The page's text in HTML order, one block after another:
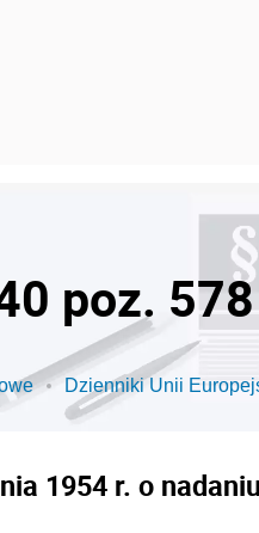
poz. 578
Dzienniki Unii
1954 r. o